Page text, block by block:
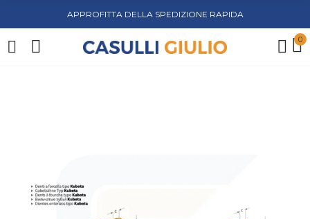
APPROFITTA DELLA SPEDIZIONE RAPIDA
0